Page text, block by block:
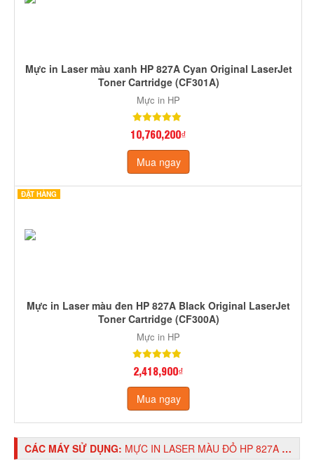
Mực in Laser màu xanh HP 827A Cyan Original LaserJet
Toner Cartridge (CF301A)
Mực in HP
10,760,200₫
Mua ngay
ĐẶT HÀNG
Mực in Laser màu đen HP 827A Black Original LaserJet
Toner Cartridge (CF300A)
Mực in HP
2,418,900₫
Mua ngay
CÁC MÁY SỬ DỤNG: MỰC IN LASER MÀU ĐỎ HP 827A MAGENTA ORIGINAL LASERJET TONER CARTRIDGE (CF303A)